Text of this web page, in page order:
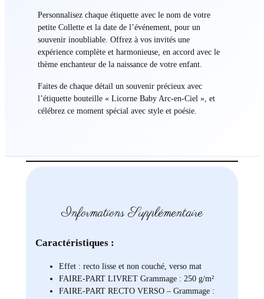
Personnalisez chaque étiquette avec le nom de votre
petite Collette et la date de l’événement, pour un
souvenir inoubliable. Offrez à vos invités une
expérience complète et harmonieuse, en accord avec le
thème enchanteur de la naissance de votre enfant.
Faites de chaque détail un souvenir précieux avec
l’étiquette bouteille « Licorne Baby Arc-en-Ciel », et
célébrez ce moment spécial avec style et poésie.
Informations Supplémentaire
Caractéristiques :
Effet : recto lisse et non couché, verso mat
FAIRE-PART LIVRET Grammage : 250 g/m²
FAIRE-PART RECTO VERSO – Grammage :